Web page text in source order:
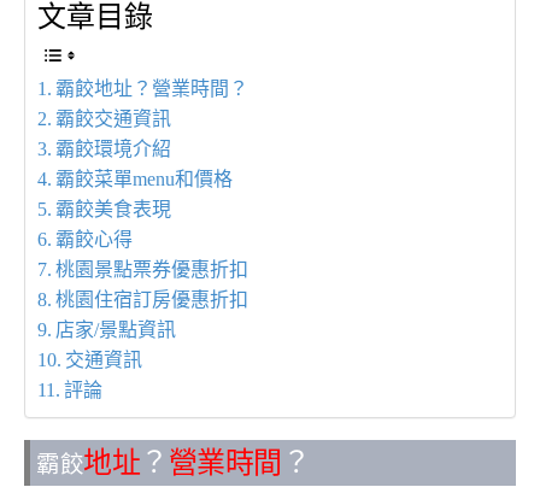
文章目錄
霸餃地址？營業時間？
霸餃交通資訊
霸餃環境介紹
霸餃菜單menu和價格
霸餃美食表現
霸餃心得
桃園景點票券優惠折扣
桃園住宿訂房優惠折扣
店家/景點資訊
交通資訊
評論
霸餃地址 ？ 營業時間 ？